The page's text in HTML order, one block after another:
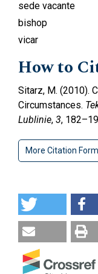
sede vacante
bishop
vicar
How to
Sitarz, M. (2010).
Circumstances.
Lublinie, 3,
More Citation